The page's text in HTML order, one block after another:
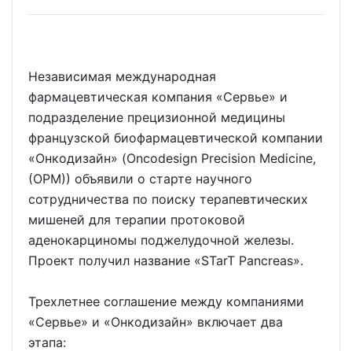
Независимая международная
фармацевтическая компания «Сервье» и
подразделение прецизионной медицины
французской биофармацевтической компании
«Онкодизайн» (Oncodesign Precision Medicine,
(OPM)) объявили о старте научного
сотрудничества по поиску терапевтических
мишеней для терапии протоковой
аденокарциномы поджелудочной железы.
Проект получил название «STarT Pancreas».
Трехлетнее соглашение между компаниями
«Сервье» и «Онкодизайн» включает два
этапа: